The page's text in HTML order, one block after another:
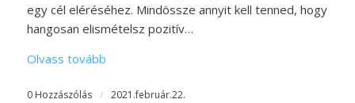
egy cél eléréséhez. Mindössze annyit kell tenned, hogy
hangosan elismételsz pozitív…
Olvass tovább
0 Hozzászólás / 2021.február.22.